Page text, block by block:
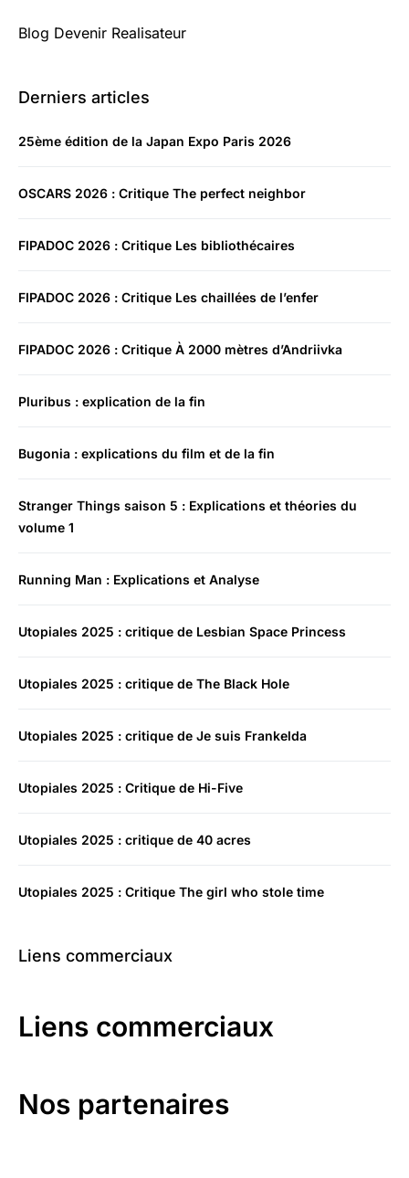
Blog Devenir Realisateur
Derniers articles
25ème édition de la Japan Expo Paris 2026
OSCARS 2026 : Critique The perfect neighbor
FIPADOC 2026 : Critique Les bibliothécaires
FIPADOC 2026 : Critique Les chaillées de l’enfer
FIPADOC 2026 : Critique À 2000 mètres d’Andriivka
Pluribus : explication de la fin
Bugonia : explications du film et de la fin
Stranger Things saison 5 : Explications et théories du
volume 1
Running Man : Explications et Analyse
Utopiales 2025 : critique de Lesbian Space Princess
Utopiales 2025 : critique de The Black Hole
Utopiales 2025 : critique de Je suis Frankelda
Utopiales 2025 : Critique de Hi-Five
Utopiales 2025 : critique de 40 acres
Utopiales 2025 : Critique The girl who stole time
Liens commerciaux
Liens commerciaux
Nos partenaires